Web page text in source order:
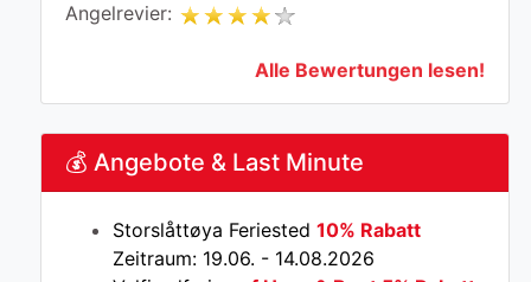
Angelrevier:
Alle Bewertungen lesen!
💰 Angebote & Last Minute
Storslåttøya Feriested 10% Rabatt
Zeitraum: 19.06. - 14.08.2026